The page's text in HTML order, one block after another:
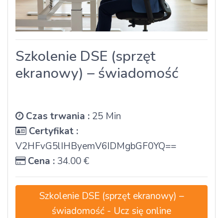
Szkolenie DSE (sprzęt
ekranowy) – świadomość
Czas trwania : 25 Min
Certyfikat :
V2HFvG5lIHByemV6IDMgbGF0YQ==
Cena : 34.00 €
Szkolenie DSE (sprzęt ekranowy) –
świadomość - Ucz się online